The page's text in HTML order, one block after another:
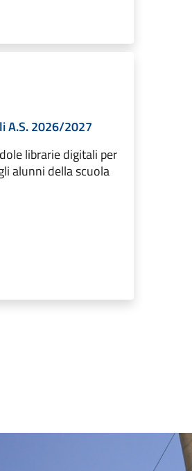
A.S. 2026/2027
librarie digitali per
alunni della scuola